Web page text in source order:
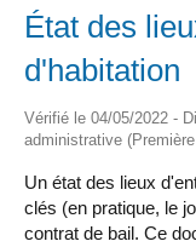
État des
d'habitation
Vérifié le 04/05/2022 -
administrative
Un état des lieux
clés (en pratique, le
contrat de bail. Ce